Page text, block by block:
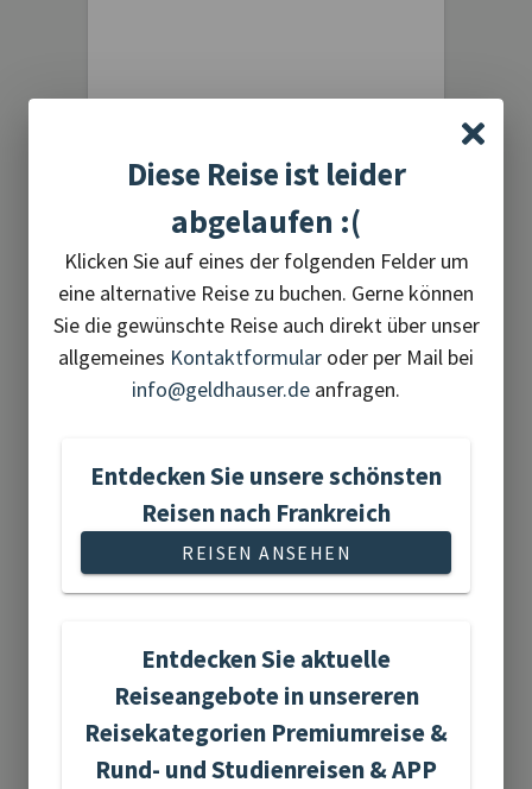
Aktivreisen
1 Reise gefunden
Flugreisen
Diese Reise ist leider
abgelaufen :(
Klicken Sie auf eines der folgenden Felder um
eine alternative Reise zu buchen. Gerne können
Sie die gewünschte Reise auch direkt über unser
allgemeines Kontaktformular oder per Mail bei
info@geldhauser.de anfragen.
Entdecken Sie unsere schönsten
Reisen nach Frankreich
REISEN ANSEHEN
Entdecken Sie aktuelle
Reiseangebote in unsereren
Reisekategorien Premiumreise &
Rund- und Studienreisen & APP